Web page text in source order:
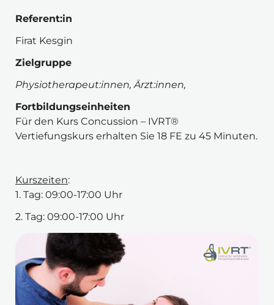
Referent:in
Firat Kesgin
Zielgruppe
Physiotherapeut:innen, Ärzt:innen,
Fortbildungseinheiten
Für den Kurs Concussion – IVRT®
Vertiefungskurs erhalten Sie 18 FE zu 45 Minuten.
Kurszeiten:
1. Tag: 09:00-17:00 Uhr
2. Tag: 09:00-17:00 Uhr